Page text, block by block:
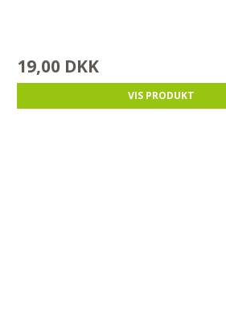
19,00 DKK
VIS PRODUKT